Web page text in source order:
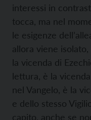
interessi in
tocca, ma nel
le esigenze
allora viene
la vicenda di
lettura, è la
nel Vangelo, è la
e dello stesso
capito, anche se